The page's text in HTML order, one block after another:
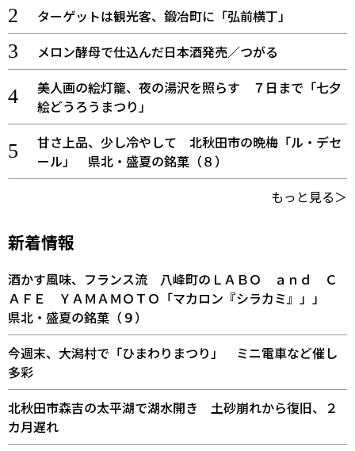
ターゲットは観光客、鍛冶町に「弘前横丁」
メロン酵母で仕込んだ日本酒発売／つがる
美人画の絵灯籠、夜の湯沢を照らす ７日まで「七夕
絵どうろうまつり」
甘さ上品、少し冷やして 北秋田市の晩梅「ル・デセ
ール」 県北・盛夏の銘菓（８）
もっと見る＞
新着情報
酒かす風味、フランス流 八峰町のＬＡＢＯ ａｎｄ Ｃ
ＡＦＥ ＹＡＭＡＭＯＴＯ「マカロン『シラカミ』」」
県北・盛夏の銘菓（９）
今週末、大潟村で「ひまわりまつり」 ミニ電車など催し
多彩
北秋田市森吉の太平湖で湖水開き 土砂崩れから復旧、２
カ月遅れ